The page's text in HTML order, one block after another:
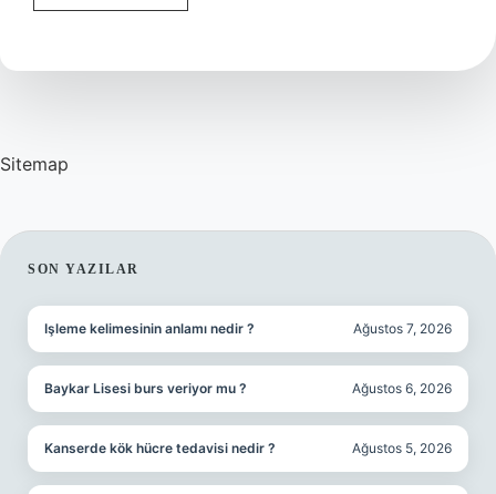
Iltihaba
Iyi
Sitemap
SIDEBAR
SON YAZILAR
Işleme kelimesinin anlamı nedir ? Ağustos 7, 2026
Baykar Lisesi burs veriyor mu ? Ağustos 6, 2026
Kanserde kök hücre tedavisi nedir ? Ağustos 5, 2026